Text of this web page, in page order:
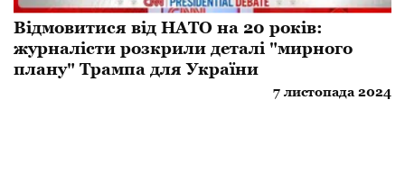
Відмовитися від НАТО на 20 років:
журналісти розкрили деталі "мирного
плану" Трампа для України
7 листопада 2024